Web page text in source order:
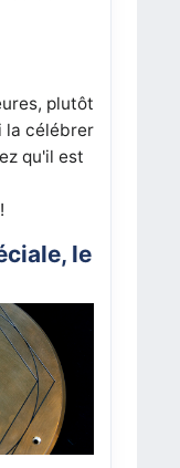
plutôt
la célébrer
qu'il est
le